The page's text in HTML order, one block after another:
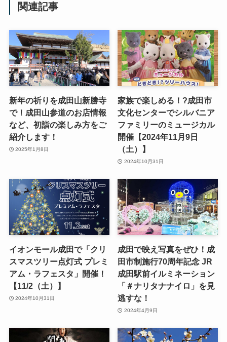
関連記事
新年の祈りを成田山新勝寺
で！成田山参道のお店情報
など、初詣の楽しみ方をご
紹介します！
2025年1月8日
家族で楽しめる！?成田市
文化センターでシルバニア
ファミリーのミュージカル
開催【2024年11月9日
（土）】
2024年10月31日
イオンモール成田で「クリ
スマスツリー点灯式 プレミ
アム・ラフェスタ」開催！
【11/2（土）】
2024年10月31日
成田で映え写真をぜひ！成
田市制施行70周年記念 JR
成田駅前イルミネーション
「＃ナリタナナイロ」を見
逃すな！
2024年4月9日